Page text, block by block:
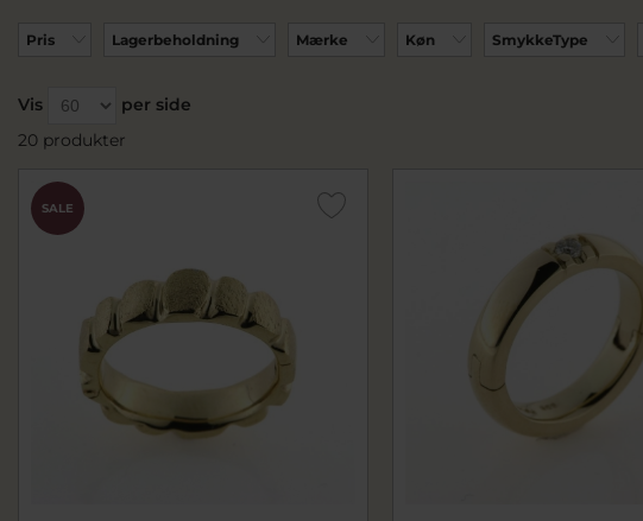
Pris Lagerbeholdning Mærke Køn SmykkeType
Vis
per side
20 produkter
SALE